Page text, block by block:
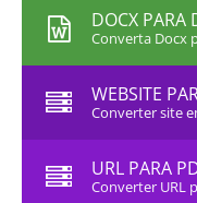
DOCX PARA
Converta Docx
WEBSITE
Converter site
URL PARA
Converter URL